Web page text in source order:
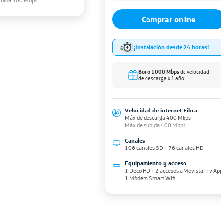
Comprar online
¡Instalación desde 24 horas!
Bono 1000 Mbpsde velocidad
de descarga x 1 año
Velocidad de internet Fibra
Máx de descarga 400 Mbps
Máx de subida 400 Mbps
Canales
106 canales SD + 76 canales HD
Equipamiento y acceso
1 Deco HD + 2 accesos a Movistar Tv
1 Módem Smart Wifi